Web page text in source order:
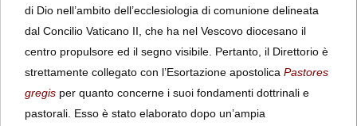
di Dio nell’ambito dell’ecclesiologia di comunione delineata
dal Concilio Vaticano II, che ha nel Vescovo diocesano il
centro propulsore ed il segno visibile. Pertanto, il Direttorio è
strettamente collegato con l’Esortazione apostolica Pastores
gregis per quanto concerne i suoi fondamenti dottrinali e
pastorali. Esso è stato elaborato dopo un’ampia